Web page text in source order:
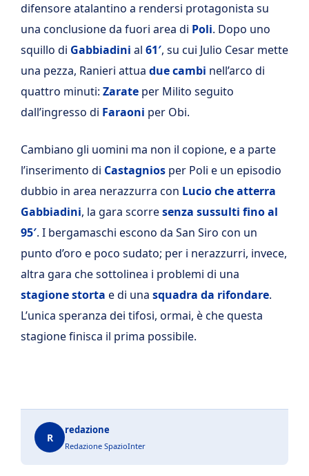
difensore atalantino a rendersi protagonista su
una conclusione da fuori area di Poli. Dopo uno
squillo di Gabbiadini al 61′, su cui Julio Cesar mette
una pezza, Ranieri attua due cambi nell’arco di
quattro minuti: Zarate per Milito seguito
dall’ingresso di Faraoni per Obi.
Cambiano gli uomini ma non il copione, e a parte
l’inserimento di Castagnios per Poli e un episodio
dubbio in area nerazzurra con Lucio che atterra
Gabbiadini, la gara scorresenza sussulti fino al
95′. I bergamaschi escono da San Siro con un
punto d’oro e poco sudato; per i nerazzurri, invece,
altra gara che sottolinea i problemi di una
stagione storta e di una squadra da rifondare.
L’unica speranza dei tifosi, ormai, è che questa
stagione finisca il prima possibile.
R
redazione
Redazione SpazioInter